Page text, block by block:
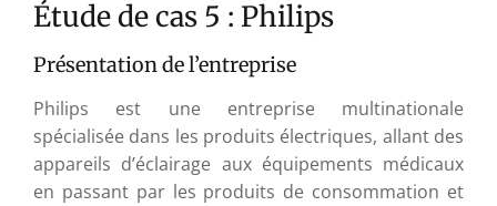
Étude de cas 5 : Philips
Présentation de l’entreprise
Philips est une entreprise multinationale
spécialisée dans les produits électriques, allant des
appareils d’éclairage aux équipements médicaux
en passant par les produits de consommation et